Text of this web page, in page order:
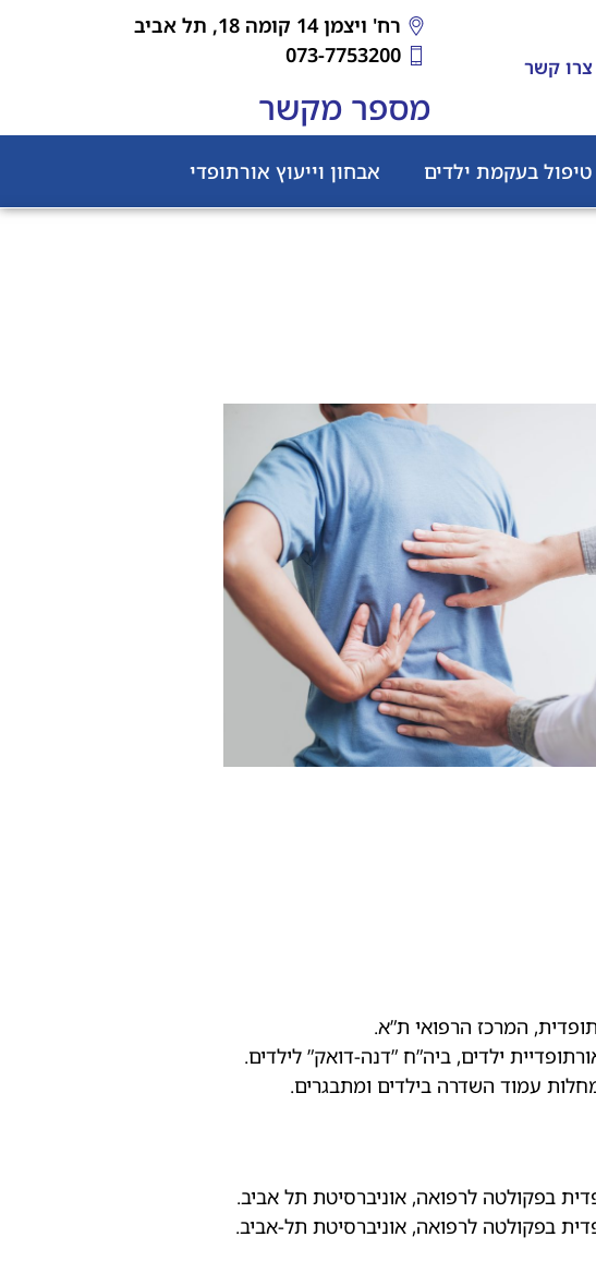
צרו קשר
רח' ויצמן 14 קומה 18, תל אביב
073-7753200
מספר מקשר
טיפול בעקמת ילדים אבחון וייעוץ אורתופדי
המרכז הרפואי ת”א.
ילדים, ביה”ח ”דנה-דואק” לילדים.
עמוד השדרה בילדים ומתבגרים.
בפקולטה לרפואה, אוניברסיטת תל אביב.
בפקולטה לרפואה, אוניברסיטת תל-אביב.